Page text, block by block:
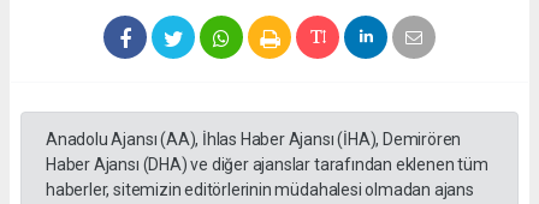
Anadolu Ajansı (AA), İhlas Haber Ajansı (İHA), Demirören
Haber Ajansı (DHA) ve diğer ajanslar tarafından eklenen tüm
haberler, sitemizin editörlerinin müdahalesi olmadan ajans